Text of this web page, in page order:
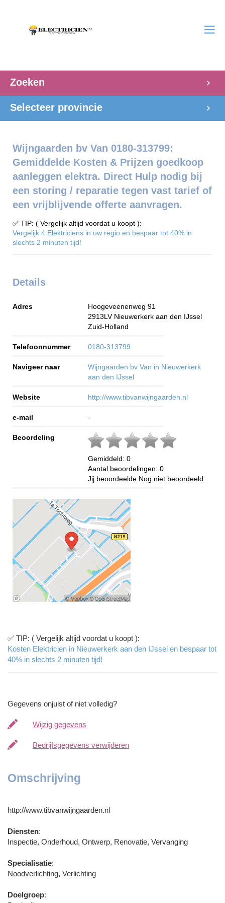
Zoeken
Selecteer provincie
Wijngaarden bv Van 0180-313799:
Gemiddelde Kosten & Prijzen goedkoop
aanleggen elektra. Direct Hulp nodig bij
een storing / reparatie tegen vast tarief of
een vrijblijvende offerte aanvragen.
✅ TIP: ( Vergelijk altijd voordat u koopt ):
Vergelijk 4 Elektriciens in uw regio en bespaar tot 40% in
slechts 2 minuten tijd!
Details
Adres
Hoogeveenenweg 91
2913LV Nieuwerkerk aan den IJssel
Zuid-Holland
Telefoonnummer 0180-313799
Navigeer naar
Wijngaarden bv Van in Nieuwerkerk
aan den IJssel
Website http://www.tibvanwijngaarden.nl
e-mail -
Beoordeling
Gemiddeld: 0
Aantal beoordelingen: 0
Jij beoordeelde Nog niet beoordeeld
✅ TIP: ( Vergelijk altijd voordat u koopt ):
Kosten Elektricien in Nieuwerkerk aan den IJssel en bespaar tot
40% in slechts 2 minuten tijd!
Gegevens onjuist of niet volledig?
Wijzig gegevens
Bedrijfsgegevens verwijderen
Omschrijving
http://www.tibvanwijngaarden.nl
Diensten:
Inspectie, Onderhoud, Ontwerp, Renovatie, Vervanging
Specialisatie:
Noodverlichting, Verlichting
Doelgroep: